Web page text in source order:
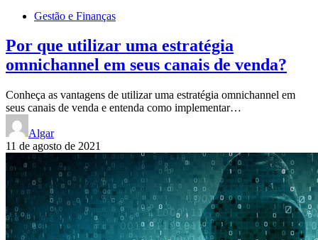
Gestão e Finanças
Por que utilizar uma estratégia
omnichannel em seus canais de venda?
Conheça as vantagens de utilizar uma estratégia omnichannel em
seus canais de venda e entenda como implementar…
Algar
11 de agosto de 2021